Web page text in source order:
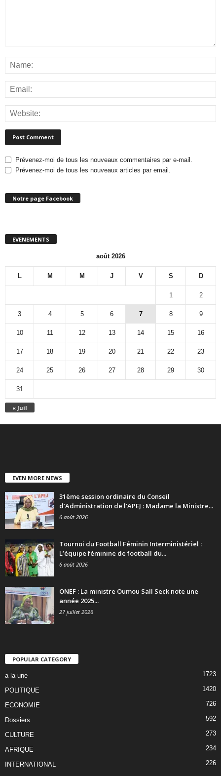
Prévenez-moi de tous les nouveaux commentaires par e-mail.
Prévenez-moi de tous les nouveaux articles par email.
Notre page Facebook
EVENEMENTS
août 2026
L M M J V S D
« Juil
1 2
3 4 5 6 7 8 9
10 11 12 13 14 15 16
17 18 19 20 21 22 23
24 25 26 27 28 29 30
31
EVEN MORE NEWS
31ème session ordinaire du Conseil
d’Administration de l’APEJ : Madame la Ministre...
6 août 2026
Tournoi du Football Féminin Interministériel :
L’équipe féminine de football du...
6 août 2026
ONEF : La ministre Oumou Sall Seck note une
année 2025...
27 juillet 2026
POPULAR CATEGORY
a la une 1723
POLITIQUE 1420
ECONOMIE 726
Dossiers 592
CULTURE 273
AFRIQUE 234
INTERNATIONAL 226